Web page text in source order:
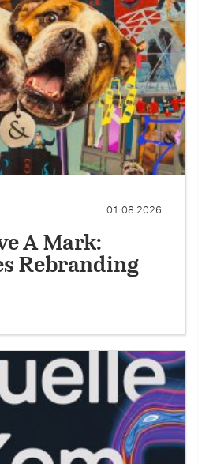
01.08.2026
A Mark:
Rebranding